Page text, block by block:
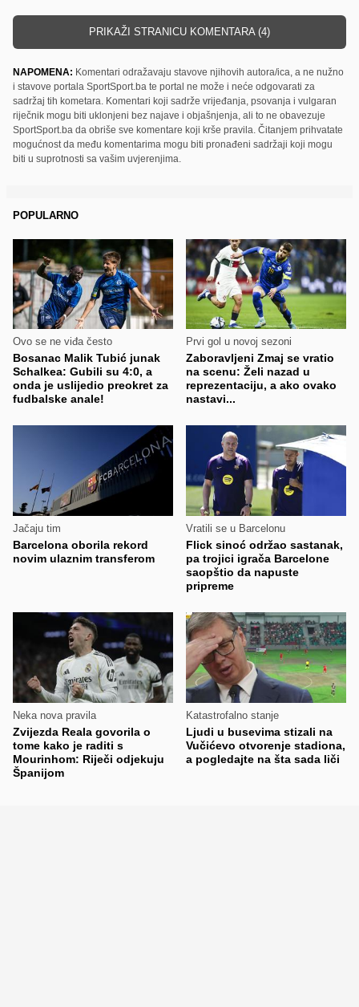
PRIKAŽI STRANICU KOMENTARA (4)
NAPOMENA: Komentari odražavaju stavove njihovih autora/ica, a ne nužno
i stavove portala SportSport.ba te portal ne može i neće odgovarati za
sadržaj tih kometara. Komentari koji sadrže vrijeđanja, psovanja i vulgaran
riječnik mogu biti uklonjeni bez najave i objašnjenja, ali to ne obavezuje
SportSport.ba da obriše sve komentare koji krše pravila. Čitanjem prihvatate
mogućnost da među komentarima mogu biti pronađeni sadržaji koji mogu
biti u suprotnosti sa vašim uvjerenjima.
POPULARNO
Ovo se ne viđa često
Bosanac Malik Tubić junak
Schalkea: Gubili su 4:0, a
onda je uslijedio preokret za
fudbalske anale!
Prvi gol u novoj sezoni
Zaboravljeni Zmaj se vratio
na scenu: Želi nazad u
reprezentaciju, a ako ovako
nastavi...
Jačaju tim
Barcelona oborila rekord
novim ulaznim transferom
Vratili se u Barcelonu
Flick sinoć održao sastanak,
pa trojici igrača Barcelone
saopštio da napuste
pripreme
Neka nova pravila
Zvijezda Reala govorila o
tome kako je raditi s
Mourinhom: Riječi odjekuju
Španijom
Katastrofalno stanje
Ljudi u busevima stizali na
Vučićevo otvorenje stadiona,
a pogledajte na šta sada liči